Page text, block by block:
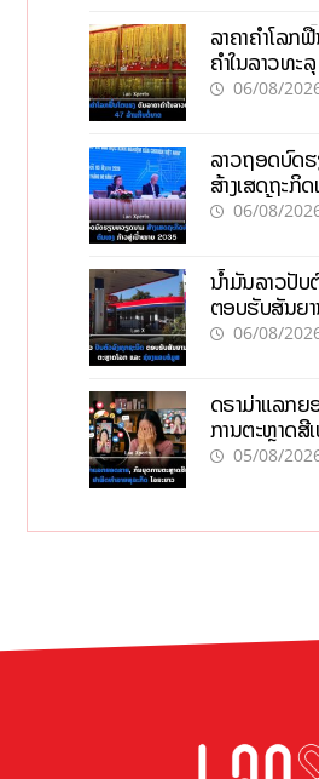
ລາຄາຄຳໂລກ
ຄຳໃນລາວທະ
06/08/
ລາວຖອດບົດ
ສ້າງເສດຖະກິດ
ກ້າວສູ່ເປົ້າໝາຍ
06/08/
ນໍ້າມັນລາວປັ
ຕອບຮັບສັນຍ
ໂລກ ແລະ ຊ່ອ
06/08/
ດຣາມ່າແລກ
ການຕະຫຼາດສີ
ທຸລະກິດ ໄລຍະ
05/08/